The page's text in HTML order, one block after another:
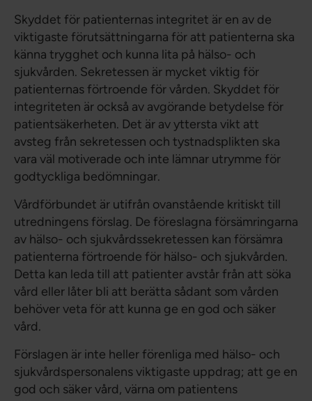
Skyddet för patienternas integritet är en av de
viktigaste förutsättningarna för att patienterna ska
känna trygghet och kunna lita på hälso- och
sjukvården. Sekretessen är mycket viktig för
patienternas förtroende för vården. Skyddet för
integriteten är också av avgörande betydelse för
patientsäkerheten. Det är av yttersta vikt att
avsteg från sekretessen och tystnadsplikten ska
vara väl motiverade och inte lämnar utrymme för
godtyckliga bedömningar.
Vårdförbundet är utifrån ovanstående kritiskt till
utredningens förslag. De föreslagna försämringarna
av hälso- och sjukvårdssekretessen kan försämra
patienterna förtroende för hälso- och sjukvården.
Detta kan leda till att patienter avstår från att söka
vård eller låter bli att berätta sådant som vården
behöver veta för att kunna ge en god och säker
vård.
Förslagen är inte heller förenliga med hälso- och
sjukvårdspersonalens viktigaste uppdrag; att ge en
god och säker vård, värna om patientens